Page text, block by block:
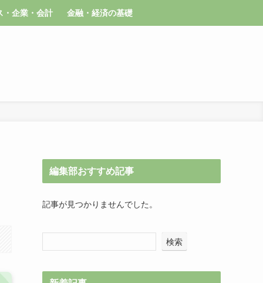
・企業・会計 金融・経済の基礎
編集部おすすめ記事
記事が見つかりませんでした。
検索